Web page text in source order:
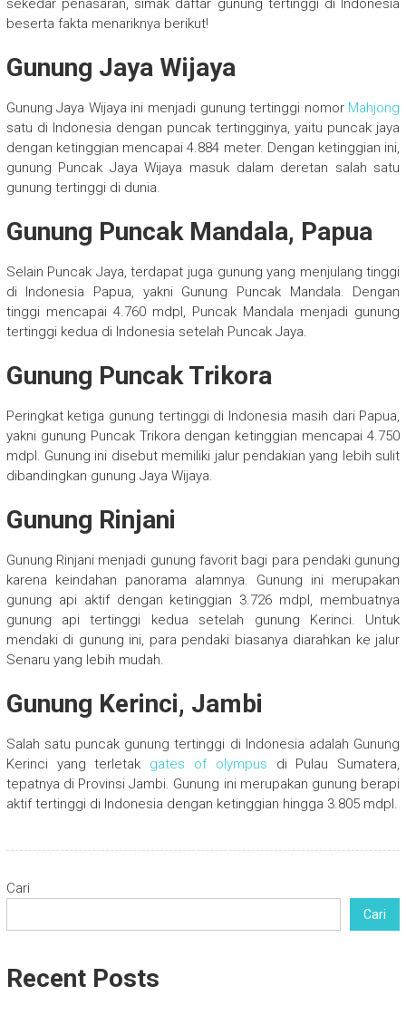
sekedar penasaran, simak daftar gunung tertinggi di Indonesia
beserta fakta menariknya berikut!
Gunung Jaya Wijaya
Gunung Jaya Wijaya ini menjadi gunung tertinggi nomor Mahjong
satu di Indonesia dengan puncak tertingginya, yaitu puncak jaya
dengan ketinggian mencapai 4.884 meter. Dengan ketinggian ini,
gunung Puncak Jaya Wijaya masuk dalam deretan salah satu
gunung tertinggi di dunia.
Gunung Puncak Mandala, Papua
Selain Puncak Jaya, terdapat juga gunung yang menjulang tinggi
di Indonesia Papua, yakni Gunung Puncak Mandala. Dengan
tinggi mencapai 4.760 mdpl, Puncak Mandala menjadi gunung
tertinggi kedua di Indonesia setelah Puncak Jaya.
Gunung Puncak Trikora
Peringkat ketiga gunung tertinggi di Indonesia masih dari Papua,
yakni gunung Puncak Trikora dengan ketinggian mencapai 4.750
mdpl. Gunung ini disebut memiliki jalur pendakian yang lebih sulit
dibandingkan gunung Jaya Wijaya.
Gunung Rinjani
Gunung Rinjani menjadi gunung favorit bagi para pendaki gunung
karena keindahan panorama alamnya. Gunung ini merupakan
gunung api aktif dengan ketinggian 3.726 mdpl, membuatnya
gunung api tertinggi kedua setelah gunung Kerinci. Untuk
mendaki di gunung ini, para pendaki biasanya diarahkan ke jalur
Senaru yang lebih mudah.
Gunung Kerinci, Jambi
Salah satu puncak gunung tertinggi di Indonesia adalah Gunung
Kerinci yang terletak gates of olympus di Pulau Sumatera,
tepatnya di Provinsi Jambi. Gunung ini merupakan gunung berapi
aktif tertinggi di Indonesia dengan ketinggian hingga 3.805 mdpl.
Cari
Cari
Recent Posts